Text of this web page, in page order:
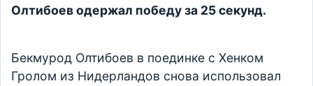
Олтибоев одержал победу за 25 секунд.
Бекмурод Олтибоев в поединке с Хенком
Гролом из Нидерландов снова использовал